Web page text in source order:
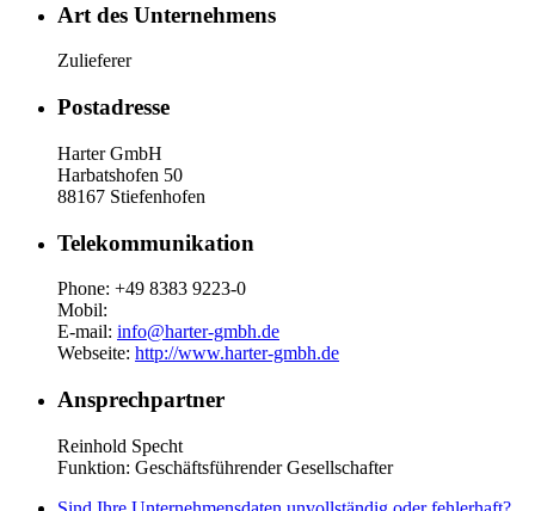
Art des Unternehmens
Zulieferer
Postadresse
Harter GmbH
Harbatshofen 50
88167 Stiefenhofen
Telekommunikation
Phone: +49 8383 9223-0
Mobil:
E-mail: info@harter-gmbh.de
Webseite: http://www.harter-gmbh.de
Ansprechpartner
Reinhold Specht
Funktion: Geschäftsführender Gesellschafter